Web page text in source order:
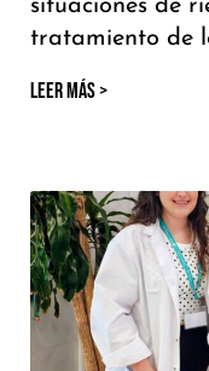
situaciones de
tratamiento de
LEER MÁS >